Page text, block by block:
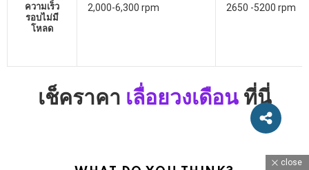
ความเร็ว
รอบไม่มี
โหลด
2,000-6,300 rpm 2650 -5200 rpm
เช็คราคา เลื่อยวงเดือนที่นี่
close